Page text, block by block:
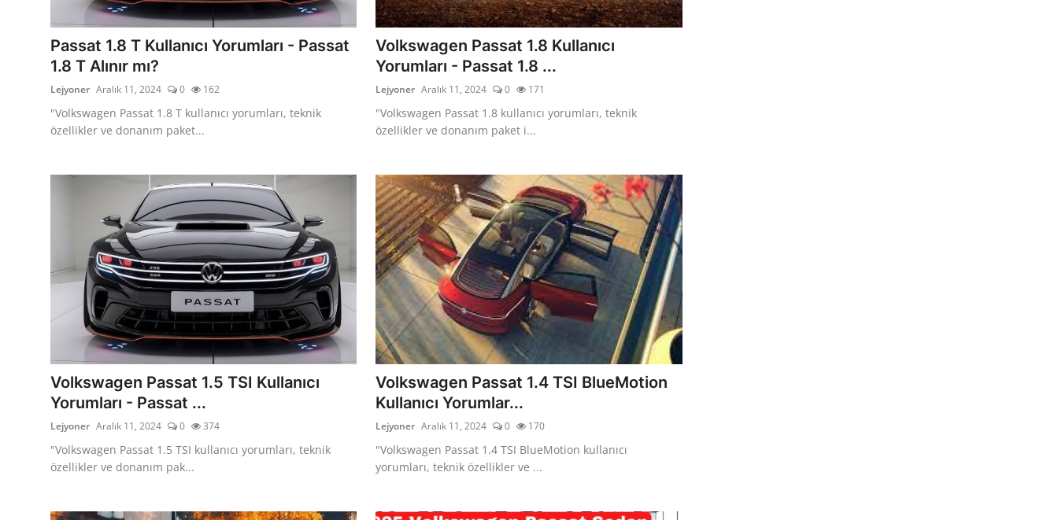
Passat 1.8 T Kullanıcı Yorumları - Passat
1.8 T Alınır mı?
Lejyoner Aralık 11, 2024 0 162
"Volkswagen Passat 1.8 T kullanıcı yorumları, teknik
özellikler ve donanım paket...
Volkswagen Passat 1.8 Kullanıcı
Yorumları - Passat 1.8 ...
Lejyoner Aralık 11, 2024 0 171
"Volkswagen Passat 1.8 kullanıcı yorumları, teknik
özellikler ve donanım paket i...
Volkswagen Passat 1.5 TSI Kullanıcı
Yorumları - Passat ...
Lejyoner Aralık 11, 2024 0 374
"Volkswagen Passat 1.5 TSI kullanıcı yorumları, teknik
özellikler ve donanım pak...
Volkswagen Passat 1.4 TSI BlueMotion
Kullanıcı Yorumlar...
Lejyoner Aralık 11, 2024 0 170
"Volkswagen Passat 1.4 TSI BlueMotion kullanıcı
yorumları, teknik özellikler ve ...